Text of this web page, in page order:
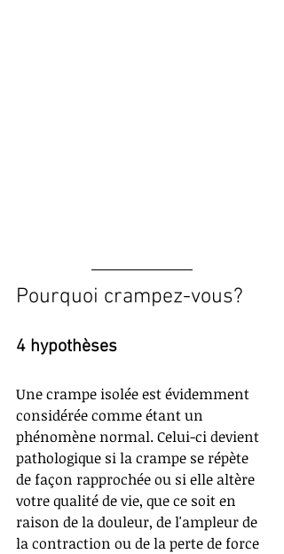
Pourquoi crampez-vous?
4 hypothèses
Une crampe isolée est évidemment
considérée comme étant un
phénomène normal. Celui-ci devient
pathologique si la crampe se répète
de façon rapprochée ou si elle altère
votre qualité de vie, que ce soit en
raison de la douleur, de l'ampleur de
la contraction ou de la perte de force